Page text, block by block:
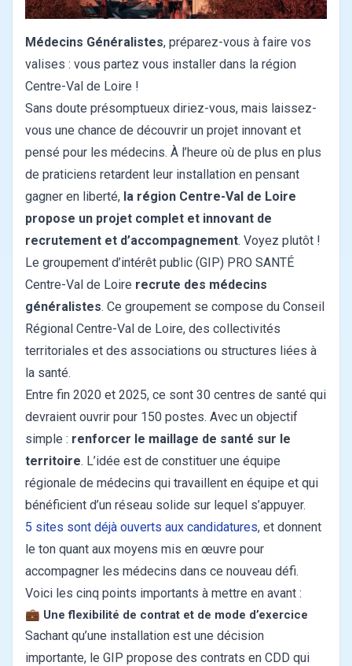
Médecins Généralistes, préparez-vous à faire vos
valises : vous partez vous installer dans la région
Centre-Val de Loire !
Sans doute présomptueux diriez-vous, mais laissez-
vous une chance de découvrir un projet innovant et
pensé pour les médecins. À l’heure où de plus en plus
de praticiens retardent leur installation en pensant
gagner en liberté, la région Centre-Val de Loire
propose un projet complet et innovant de
recrutement et d’accompagnement. Voyez plutôt !
Le groupement d’intérêt public (GIP) PRO SANTÉ
Centre-Val de Loire recrute des médecins
généralistes. Ce groupement se compose du Conseil
Régional Centre-Val de Loire, des collectivités
territoriales et des associations ou structures liées à
la santé.
Entre fin 2020 et 2025, ce sont 30 centres de santé qui
devraient ouvrir pour 150 postes. Avec un objectif
simple : renforcer le maillage de santé sur le
territoire. L’idée est de constituer une équipe
régionale de médecins qui travaillent en équipe et qui
bénéficient d’un réseau solide sur lequel s’appuyer.
5 sites sont déjà ouverts aux candidatures, et donnent
le ton quant aux moyens mis en œuvre pour
accompagner les médecins dans ce nouveau défi.
Voici les cinq points importants à mettre en avant :
💼 Une flexibilité de contrat et de mode d’exercice
Sachant qu’une installation est une décision
importante, le GIP propose des contrats en CDD qui